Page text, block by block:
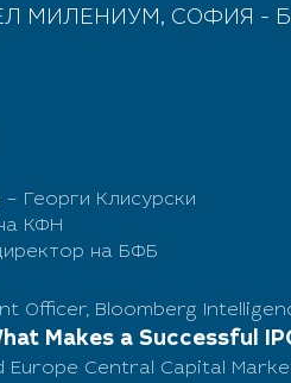
СОФИЯ -
– Георги Клисурски
КФН
на БФБ
Officer, Bloomberg
Makes a Successful
Europe Central Capital